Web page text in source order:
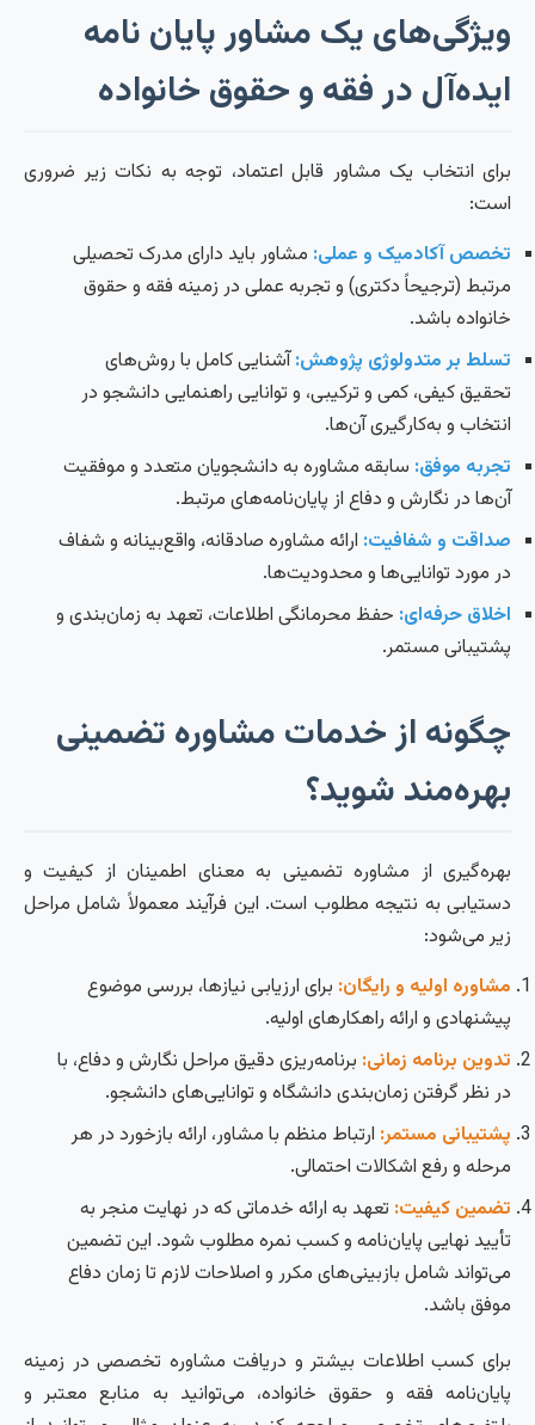
ویژگی‌های یک مشاور پایان نامه
ایده‌آل در فقه و حقوق خانواده
برای انتخاب یک مشاور قابل اعتماد، توجه به نکات زیر ضروری
است:
تخصص آکادمیک و عملی: مشاور باید دارای مدرک تحصیلی
مرتبط (ترجیحاً دکتری) و تجربه عملی در زمینه فقه و حقوق
خانواده باشد.
تسلط بر متدولوژی پژوهش:آشنایی کامل با روش‌های
تحقیق کیفی، کمی و ترکیبی، و توانایی راهنمایی دانشجو در
انتخاب و به‌کارگیری آن‌ها.
تجربه موفق: سابقه مشاوره به دانشجویان متعدد و موفقیت
آن‌ها در نگارش و دفاع از پایان‌نامه‌های مرتبط.
صداقت و شفافیت: ارائه مشاوره صادقانه، واقع‌بینانه و شفاف
در مورد توانایی‌ها و محدودیت‌ها.
اخلاق حرفه‌ای: حفظ محرمانگی اطلاعات، تعهد به زمان‌بندی و
پشتیبانی مستمر.
چگونه از خدمات مشاوره تضمینی
بهره‌مند شوید؟
بهره‌گیری از مشاوره تضمینی به معنای اطمینان از کیفیت و
دستیابی به نتیجه مطلوب است. این فرآیند معمولاً شامل مراحل
زیر می‌شود:
مشاوره اولیه و رایگان: برای ارزیابی نیازها، بررسی موضوع
پیشنهادی و ارائه راهکارهای اولیه.
تدوین برنامه زمانی: برنامه‌ریزی دقیق مراحل نگارش و دفاع، با
در نظر گرفتن زمان‌بندی دانشگاه و توانایی‌های دانشجو.
پشتیبانی مستمر: ارتباط منظم با مشاور، ارائه بازخورد در هر
مرحله و رفع اشکالات احتمالی.
تضمین کیفیت: تعهد به ارائه خدماتی که در نهایت منجر به
تأیید نهایی پایان‌نامه و کسب نمره مطلوب شود. این تضمین
می‌تواند شامل بازبینی‌های مکرر و اصلاحات لازم تا زمان دفاع
موفق باشد.
برای کسب اطلاعات بیشتر و دریافت مشاوره تخصصی در زمینه
پایان‌نامه فقه و حقوق خانواده، می‌توانید به منابع معتبر و